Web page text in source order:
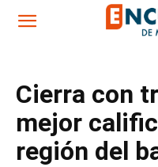
Cierra con
mejor
región del